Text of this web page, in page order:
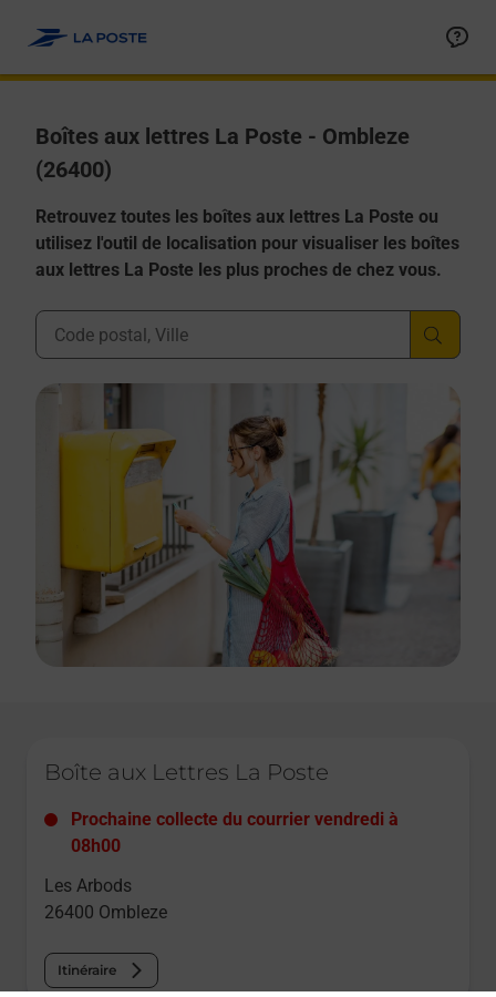
Boîtes aux lettres La Poste - Ombleze
(26400)
Retrouvez toutes les boîtes aux lettres La Poste ou
utilisez l'outil de localisation pour visualiser les boîtes
aux lettres La Poste les plus proches de chez vous.
Ville, Département, Code Postal
Boîte aux Lettres La Poste
Prochaine collecte du courrier vendredi à
08h00
Les Arbods
26400 Ombleze
Itinéraire